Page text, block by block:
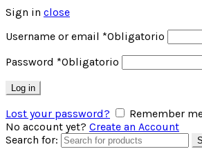
Sign in close
Username or email *Obligatorio
Password *Obligatorio
Log in
Lost your password?
Remember
No account yet? Create an Account
Search for: